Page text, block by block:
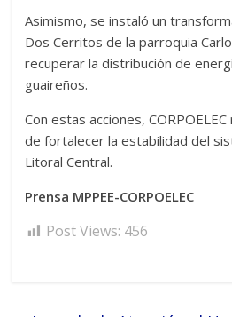
Asimismo, se instaló un
Dos Cerritos de la parroquia
recuperar la distribución de
guaireños.
Con estas acciones,
de fortalecer la estabilidad del
Litoral Central.
Prensa MPPEE-CORPOELEC
Post Views: 456